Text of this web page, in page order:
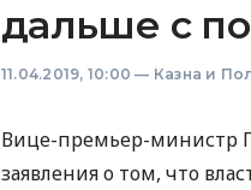
дальше с
11.04.2019, 10:00 — Казна и
Вице-премьер-министр
заявления о том, что